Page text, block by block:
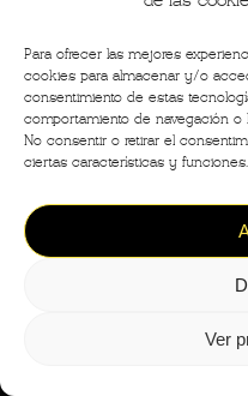
Para ofrecer las mejores
cookies para almacenar y/o
consentimiento de estas
comportamiento de navegación o
No consentir o retirar el
ciertas características y funciones.
Ver